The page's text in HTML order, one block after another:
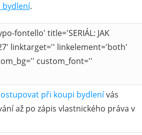
bydlení.
fontello' title='SERIÁL: JAK
linktarget='' linkelement='both'
custom_font=''
při koupi bydlenívás
až po zápis vlastnického práva v